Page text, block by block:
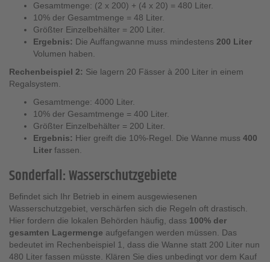
Gesamtmenge: (2 x 200) + (4 x 20) = 480 Liter.
10% der Gesamtmenge = 48 Liter.
Größter Einzelbehälter = 200 Liter.
Ergebnis: Die Auffangwanne muss mindestens 200 Liter
Volumen haben.
Rechenbeispiel 2: Sie lagern 20 Fässer à 200 Liter in einem
Regalsystem.
Gesamtmenge: 4000 Liter.
10% der Gesamtmenge = 400 Liter.
Größter Einzelbehälter = 200 Liter.
Ergebnis: Hier greift die 10%-Regel. Die Wanne muss 400
Liter fassen.
Sonderfall: Wasserschutzgebiete
Befindet sich Ihr Betrieb in einem ausgewiesenen
Wasserschutzgebiet, verschärfen sich die Regeln oft drastisch.
Hier fordern die lokalen Behörden häufig, dass 100% der
gesamten Lagermenge aufgefangen werden müssen. Das
bedeutet im Rechenbeispiel 1, dass die Wanne statt 200 Liter nun
480 Liter fassen müsste. Klären Sie dies unbedingt vor dem Kauf